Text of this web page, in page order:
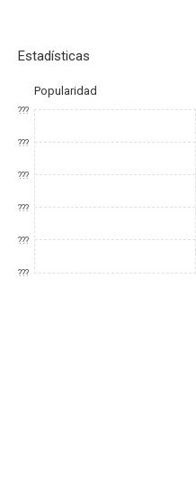
Estadísticas
Popularidad
???
???
???
???
???
???